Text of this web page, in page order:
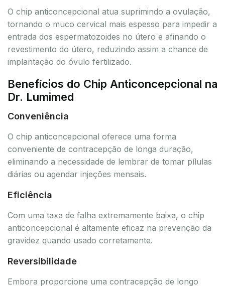
O chip anticoncepcional atua suprimindo a ovulação,
tornando o muco cervical mais espesso para impedir a
entrada dos espermatozoides no útero e afinando o
revestimento do útero, reduzindo assim a chance de
implantação do óvulo fertilizado.
Benefícios do Chip Anticoncepcional na
Dr. Lumimed
Conveniência
O chip anticoncepcional oferece uma forma
conveniente de contracepção de longa duração,
eliminando a necessidade de lembrar de tomar pílulas
diárias ou agendar injeções mensais.
Eficiência
Com uma taxa de falha extremamente baixa, o chip
anticoncepcional é altamente eficaz na prevenção da
gravidez quando usado corretamente.
Reversibilidade
Embora proporcione uma contracepção de longo